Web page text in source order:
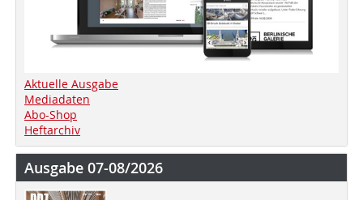
Aktuelle Ausgabe
Mediadaten
Abo-Shop
Heftarchiv
Ausgabe 07-08/2026